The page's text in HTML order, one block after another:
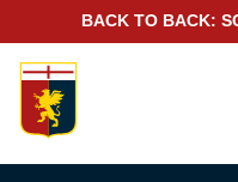
BACK TO BACK: